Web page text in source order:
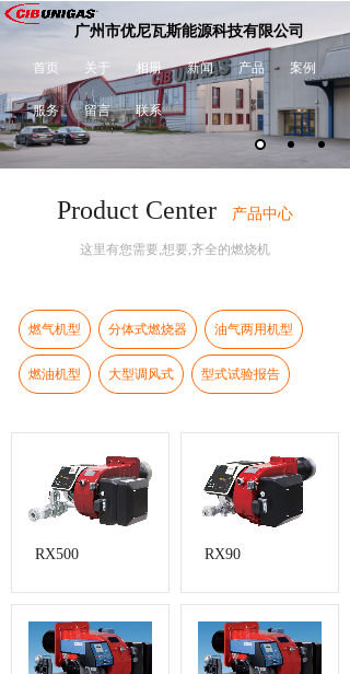
首页 关于 相册 新闻 产品 案例
服务 留言 联系
广州市优尼瓦斯能源科技有限公司
Product Center 产品中心
这里有您需要,想要,齐全的燃烧机
燃气机型 分体式燃烧器 油气两用机型
燃油机型 大型调风式 型式试验报告
RX500 RX90